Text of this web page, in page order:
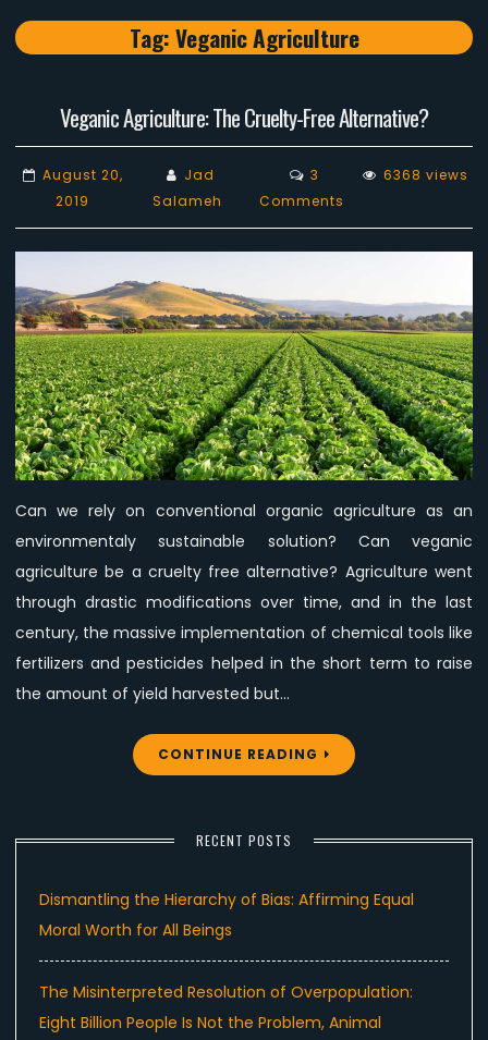
Tag:Veganic Agriculture
Veganic Agriculture: The Cruelty-Free Alternative?
August 20,
2019
Jad
Salameh
3
Comments
Veganic
Agriculture:
Cruelty-
Free
Alternative?
6368 views
Can we rely on conventional organic agriculture as an
environmentaly sustainable solution? Can veganic
agriculture be a cruelty free alternative? Agriculture went
through drastic modifications over time, and in the last
century, the massive implementation of chemical tools like
fertilizers and pesticides helped in the short term to raise
the amount of yield harvested but…
CONTINUE READING
RECENT POSTS
Dismantling the Hierarchy of Bias: Affirming Equal
Moral Worth for All Beings
The Misinterpreted Resolution of Overpopulation:
Eight Billion People Is Not the Problem, Animal